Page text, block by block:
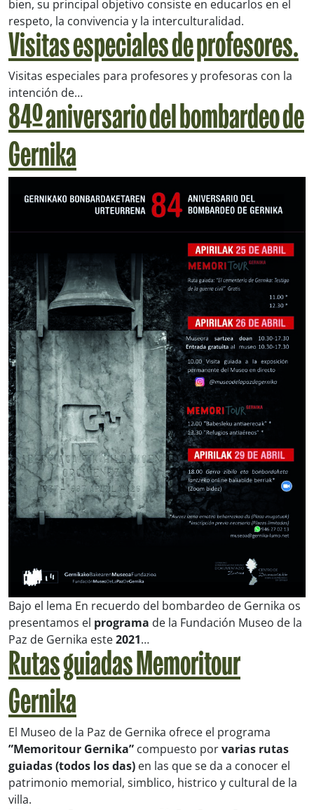
bien, su principal objetivo consiste en educarlos en el
respeto, la convivencia y la interculturalidad.
Visitas especiales de profesores.
Visitas especiales para profesores y profesoras con la
intención de…
84º aniversario del bombardeo de
Gernika
Bajo el lema En recuerdo del bombardeo de Gernika os
presentamos el programa de la Fundación Museo de la
Paz de Gernika este2021…
Rutas guiadas Memoritour
Gernika
El Museo de la Paz de Gernika ofrece el programa
”Memoritour Gernika” compuesto porvarias rutas
guiadas (todos los das) en las que se da a conocer el
patrimonio memorial, simblico, histrico y cultural de la
villa.